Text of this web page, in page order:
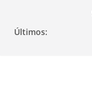
Últimos: